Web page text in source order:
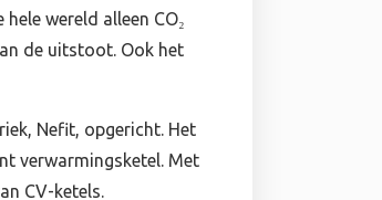
wereld alleen CO₂
de uitstoot. Ook het
Nefit, opgericht. Het
verwarmingsketel. Met
CV-ketels.